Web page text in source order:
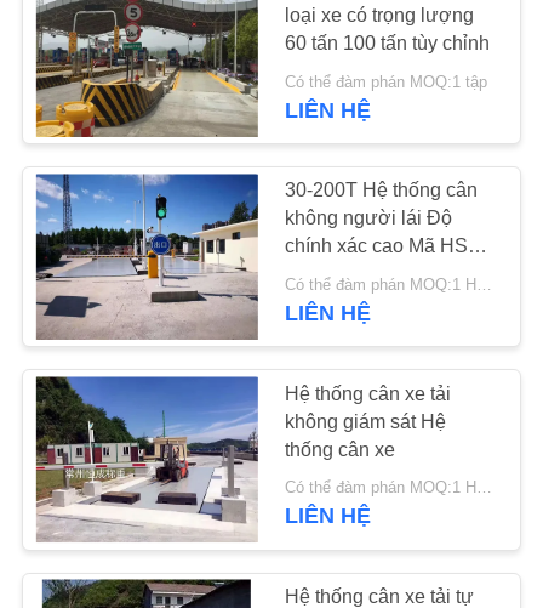
LIÊN
HỆ
CHÚNG
TÔI
YÊU
CẦU
BÁO
GIÁ
SƠ
ĐỒ
TRANG
WEB
Cân sàn công
nghiệp
45
Băng ghế dự bị
16
loại xe có trọng lượng
60 tấn 100 tấn tùy chỉnh
Có thể đàm phán MOQ:1 tập
LIÊN HỆ
30-200T Hệ thống cân
không người lái Độ
chính xác cao Mã HS
84238990
Có thể đàm phán MOQ:1 HỆ THỐNG
LIÊN HỆ
Hệ thống cân xe tải
không giám sát Hệ
thống cân xe
Có thể đàm phán MOQ:1 HỆ THỐNG
LIÊN HỆ
Hệ thống cân xe tải tự